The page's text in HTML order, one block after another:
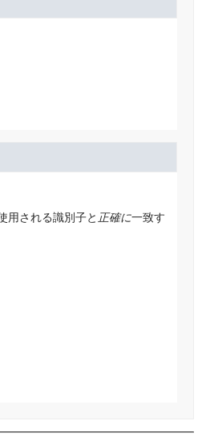
用される識別子と 正確に一致す